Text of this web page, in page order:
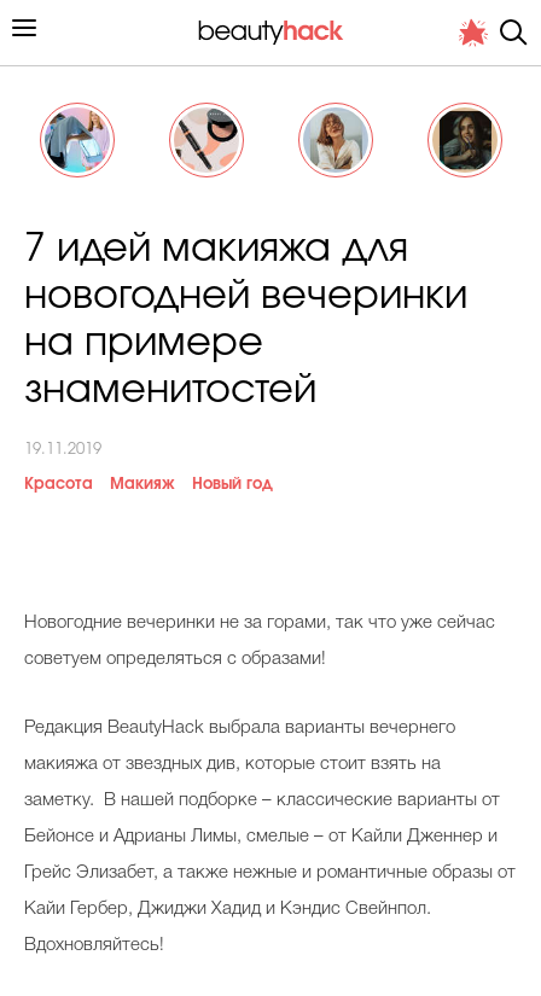
Личный опыт
Папа может
Бьютихакер / Мама-хакер
Выбор косметолога
7 идей макияжа для
новогодней вечеринки
на примере
знаменитостей
19.11.2019
Красота Макияж Новый год
Новогодние вечеринки не за горами, так что уже сейчас
советуем определяться с образами!
Редакция BeautyHack выбрала варианты вечернего
макияжа от звездных див, которые стоит взять на
заметку. В нашей подборке – классические варианты от
Бейонсе и Адрианы Лимы, смелые – от Кайли Дженнер и
Грейс Элизабет, а также нежные и романтичные образы от
Кайи Гербер, Джиджи Хадид и Кэндис Свейнпол.
Вдохновляйтесь!